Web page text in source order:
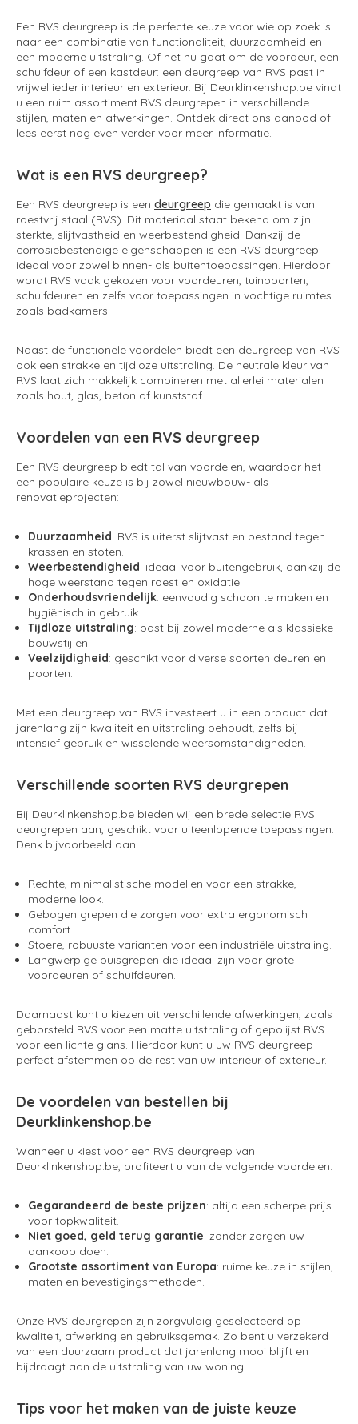
Een RVS deurgreep is de perfecte keuze voor wie op zoek is
naar een combinatie van functionaliteit, duurzaamheid en
een moderne uitstraling. Of het nu gaat om de voordeur, een
schuifdeur of een kastdeur: een deurgreep van RVS past in
vrijwel ieder interieur en exterieur. Bij Deurklinkenshop.be vindt
u een ruim assortiment RVS deurgrepen in verschillende
stijlen, maten en afwerkingen. Ontdek direct ons aanbod of
lees eerst nog even verder voor meer informatie.
Wat is een RVS deurgreep?
Een RVS deurgreep is een deurgreep die gemaakt is van
roestvrij staal (RVS). Dit materiaal staat bekend om zijn
sterkte, slijtvastheid en weerbestendigheid. Dankzij de
corrosiebestendige eigenschappen is een RVS deurgreep
ideaal voor zowel binnen- als buitentoepassingen. Hierdoor
wordt RVS vaak gekozen voor voordeuren, tuinpoorten,
schuifdeuren en zelfs voor toepassingen in vochtige ruimtes
zoals badkamers.
Naast de functionele voordelen biedt een deurgreep van RVS
ook een strakke en tijdloze uitstraling. De neutrale kleur van
RVS laat zich makkelijk combineren met allerlei materialen
zoals hout, glas, beton of kunststof.
Voordelen van een RVS deurgreep
Een RVS deurgreep biedt tal van voordelen, waardoor het
een populaire keuze is bij zowel nieuwbouw- als
renovatieprojecten:
Duurzaamheid: RVS is uiterst slijtvast en bestand tegen
krassen en stoten.
Weerbestendigheid: ideaal voor buitengebruik, dankzij de
hoge weerstand tegen roest en oxidatie.
Onderhoudsvriendelijk: eenvoudig schoon te maken en
hygiënisch in gebruik.
Tijdloze uitstraling: past bij zowel moderne als klassieke
bouwstijlen.
Veelzijdigheid: geschikt voor diverse soorten deuren en
poorten.
Met een deurgreep van RVS investeert u in een product dat
jarenlang zijn kwaliteit en uitstraling behoudt, zelfs bij
intensief gebruik en wisselende weersomstandigheden.
Verschillende soorten RVS deurgrepen
Bij Deurklinkenshop.be bieden wij een brede selectie RVS
deurgrepen aan, geschikt voor uiteenlopende toepassingen.
Denk bijvoorbeeld aan:
Rechte, minimalistische modellen voor een strakke,
moderne look.
Gebogen grepen die zorgen voor extra ergonomisch
comfort.
Stoere, robuuste varianten voor een industriële uitstraling.
Langwerpige buisgrepen die ideaal zijn voor grote
voordeuren of schuifdeuren.
Daarnaast kunt u kiezen uit verschillende afwerkingen, zoals
geborsteld RVS voor een matte uitstraling of gepolijst RVS
voor een lichte glans. Hierdoor kunt u uw RVS deurgreep
perfect afstemmen op de rest van uw interieur of exterieur.
De voordelen van bestellen bij
Deurklinkenshop.be
Wanneer u kiest voor een RVS deurgreep van
Deurklinkenshop.be, profiteert u van de volgende voordelen:
Gegarandeerd de beste prijzen: altijd een scherpe prijs
voor topkwaliteit.
Niet goed, geld terug garantie: zonder zorgen uw
aankoop doen.
Grootste assortiment van Europa: ruime keuze in stijlen,
maten en bevestigingsmethoden.
Onze RVS deurgrepen zijn zorgvuldig geselecteerd op
kwaliteit, afwerking en gebruiksgemak. Zo bent u verzekerd
van een duurzaam product dat jarenlang mooi blijft en
bijdraagt aan de uitstraling van uw woning.
Tips voor het maken van de juiste keuze